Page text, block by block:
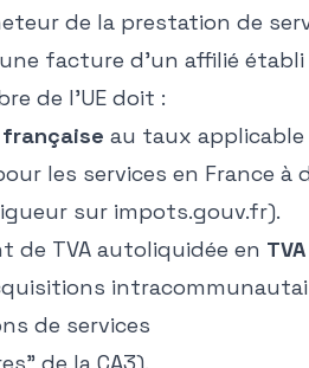
de la prestation de
facture d'un affilié établi
de l'UE doit :
française au taux applicable
les services en France à
sur impots.gouv.fr).
de TVA autoliquidée en TVA
de services